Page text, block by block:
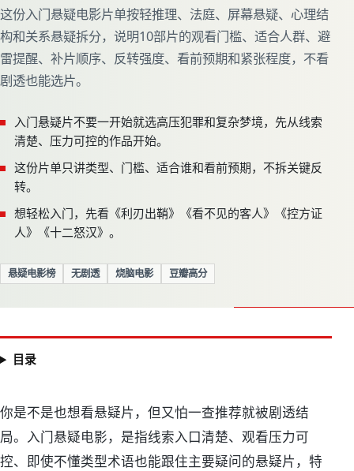
入门悬疑电影：10部不剧透片单
这份入门悬疑电影片单按轻推理、法庭、屏幕悬疑、心理结
构和关系悬疑拆分，说明10部片的观看门槛、适合人群、避
雷提醒、补片顺序、反转强度、看前预期和紧张程度，不看
剧透也能选片。
入门悬疑片不要一开始就选高压犯罪和复杂梦境，先从线索
清楚、压力可控的作品开始。
这份片单只讲类型、门槛、适合谁和看前预期，不拆关键反
转。
想轻松入门，先看《利刃出鞘》《看不见的客人》《控方证
人》《十二怒汉》。
悬疑电影榜 无剧透 烧脑电影 豆瓣高分
目录
入门悬疑电影：10部不剧透片
你是不是也想看悬疑片，但又怕一查推荐就被剧透结
局。入门悬疑电影，是指线索入口清楚、观看压力可
控、即使不懂类型术语也能跟住主要疑问的悬疑片，特